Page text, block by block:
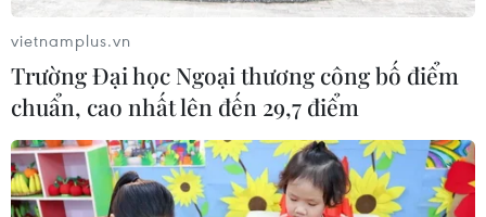
CƠ QUAN CHỦ QUẢN: THÔNG TẤN XÃ VIỆT NAM
Tổng Biên tập: TRẦN TIẾN DUẨN
vietnamplus.vn
Trường Đại học Ngoại thương công bố điểm
chuẩn, cao nhất lên đến 29,7 điểm